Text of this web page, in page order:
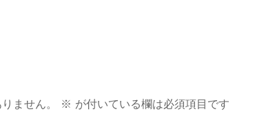
ません。 ※ が付いている欄は必須項目です